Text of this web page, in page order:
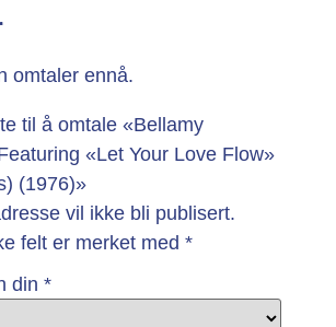
omtaler ennå.
til å omtale «Bellamy
«Let Your Love Flow»
(1976)»
vil ikke bli publisert.
felt er merket med *
din *